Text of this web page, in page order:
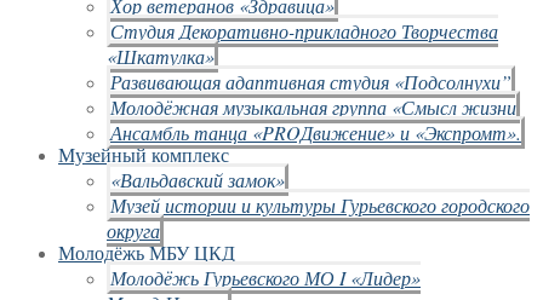
Хор ветеранов «Здравица»
Студия Декоративно-прикладного Творчества
«Шкатулка»
Развивающая адаптивная студия «Подсолнухи”
Молодёжная музыкальная группа «Смысл жизни
Ансамбль танца «PROДвижение» и «Экспромт».
Музейный комплекс
«Вальдавский замок»
Музей истории и культуры Гурьевского городского
округа
Молодёжь МБУ ЦКД
Молодёжь Гурьевского МО I «Лидер»